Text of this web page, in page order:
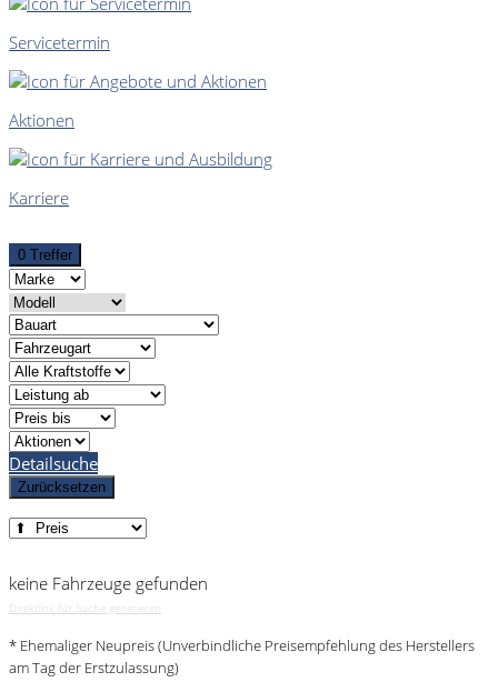
Servicetermin
Aktionen
Karriere
0 Treffer
Detailsuche
Zurücksetzen
keine Fahrzeuge gefunden
Direktlink für Suche generieren
* Ehemaliger Neupreis (Unverbindliche Preisempfehlung des Herstellers
am Tag der Erstzulassung)